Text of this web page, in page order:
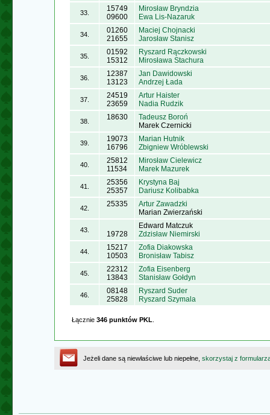
33.
15749
09600
Mirosław Bryndzia
Ewa Lis-Nazaruk
34.
01260
21655
Maciej Chojnacki
Jarosław Stanisz
35.
01592
15312
Ryszard Rączkowski
Mirosława Stachura
36.
12387
13123
Jan Dawidowski
Andrzej Łada
37.
24519
23659
Artur Haister
Nadia Rudzik
38. 18630
Tadeusz Boroń
Marek Czernicki
39.
19073
16796
Marian Hutnik
Zbigniew Wróblewski
40.
25812
11534
Mirosław Cielewicz
Marek Mazurek
41.
25356
25357
Krystyna Baj
Dariusz Kolibabka
42. 25335
Artur Zawadzki
Marian Zwierzański
43. 19728
Edward Matczuk
Zdzisław Niemirski
44.
15217
10503
Zofia Diakowska
Bronisław Tabisz
45.
22312
13843
Zofia Eisenberg
Stanisław Gołdyn
46.
08148
25828
Ryszard Suder
Ryszard Szymala
Łącznie 346 punktów PKL
Jeżeli dane są niewłaściwe lub niepełne, skorzystaj z